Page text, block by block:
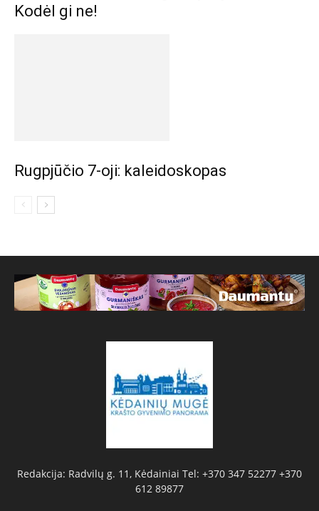
Kodėl gi ne!
Rugpjūčio 7-oji: kaleidoskopas
Redakcija: Radvilų g. 11, Kėdainiai Tel: +370 347 52277 +370
612 89877